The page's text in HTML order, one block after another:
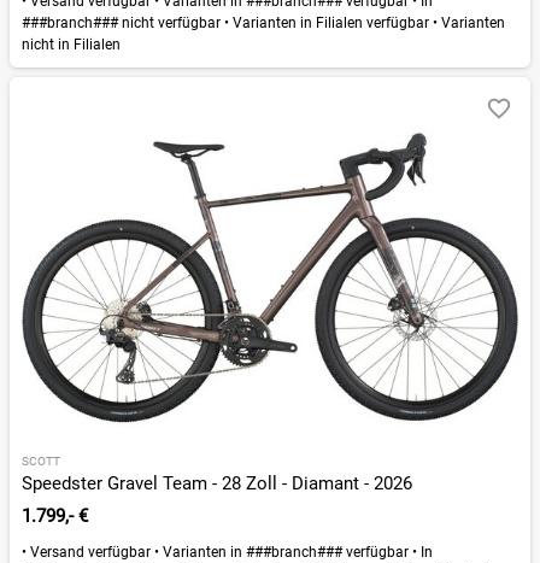
###branch### nicht verfügbar • Varianten in Filialen verfügbar • Varianten
nicht in Filialen
SCOTT
Speedster Gravel Team - 28 Zoll - Diamant - 2026
1.799,- €
• Versand verfügbar • Varianten in ###branch### verfügbar • In